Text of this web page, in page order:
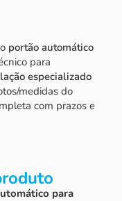
portão automático
para
especializado
medidas do
com prazos e
para